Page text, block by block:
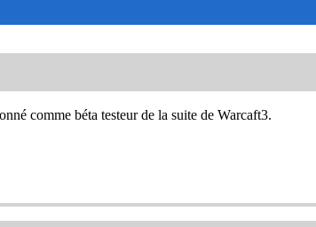
comme béta testeur de la suite de Warcaft3.